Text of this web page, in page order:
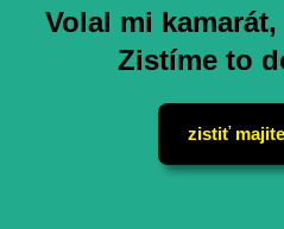
Volal mi
Zistíme to
zistiť